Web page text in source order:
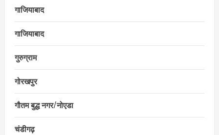
गाजियाबाद
गाजियाबाद
गुरुग्राम
गोरखपुर
गौतम बुद्ध नगर/नोएडा
चंडीगढ़